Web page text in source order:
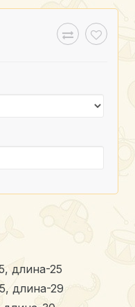
длина-25
длина-29